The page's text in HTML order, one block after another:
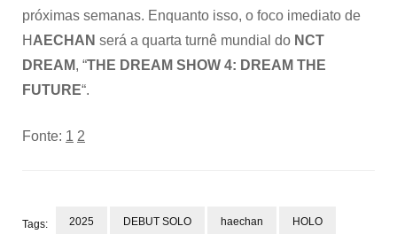
próximas semanas. Enquanto isso, o foco imediato de
H AECHAN será a quarta turnê mundial do NCT
DREAM, “THE DREAM SHOW 4: DREAM THE
FUTURE“.
Fonte: 1 2
Tags: 2025 DEBUT SOLO haechan HOLO